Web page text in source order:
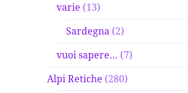
varie (13)
Sardegna (2)
vuoi sapere… (7)
Alpi Retiche (280)